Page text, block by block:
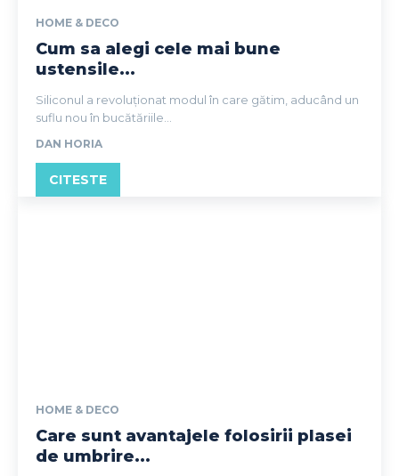
HOME & DECO
Cum sa alegi cele mai bune
ustensile...
Siliconul a revoluționat modul în care gătim, aducând un
suflu nou în bucătăriile...
DAN HORIA
CITESTE
HOME & DECO
Care sunt avantajele folosirii plasei
de umbrire...